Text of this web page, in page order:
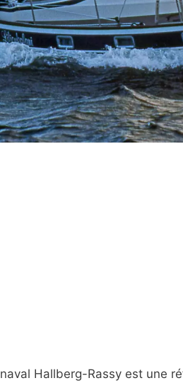
Hallberg-Rassy est une